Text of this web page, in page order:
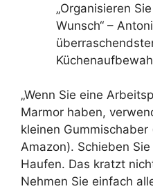
„Organisieren
Wunsch“ –
„Wenn Sie eine
Marmor haben,
kleinen
Amazon). Schieben
Haufen. Das kratzt
Nehmen Sie einfach